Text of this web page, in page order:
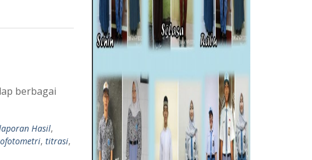
berbagai
Hasil,
, titrasi,